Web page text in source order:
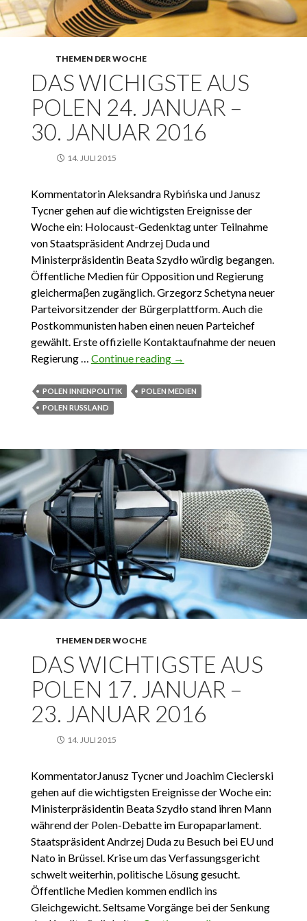
THEMEN DER WOCHE
DAS WICHIGSTE AUS
POLEN 24. JANUAR –
30. JANUAR 2016
14. JULI 2015
Kommentatorin Aleksandra Rybińska und Janusz
Tycner gehen auf die wichtigsten Ereignisse der
Woche ein: Holocaust-Gedenktag unter Teilnahme
von Staatspräsident Andrzej Duda und
Ministerpräsidentin Beata Szydło würdig begangen.
Öffentliche Medien für Opposition und Regierung
gleichermaβen zugänglich. Grzegorz Schetyna neuer
Parteivorsitzender der Bürgerplattform. Auch die
Postkommunisten haben einen neuen Parteichef
gewählt. Erste offizielle Kontaktaufnahme der neuen
Regierung … Continue reading Das Wichigste aus Polen 24.
→
POLEN INNENPOLITIK
POLEN MEDIEN
POLEN RUSSLAND
THEMEN DER WOCHE
DAS WICHTIGSTE AUS
POLEN 17. JANUAR –
23. JANUAR 2016
14. JULI 2015
KommentatorJanusz Tycner und Joachim Ciecierski
gehen auf die wichtigsten Ereignisse der Woche ein:
Ministerpräsidentin Beata Szydło stand ihren Mann
während der Polen-Debatte im Europaparlament.
Staatspräsident Andrzej Duda zu Besuch bei EU und
Nato in Brüssel. Krise um das Verfassungsgericht
schwelt weiterhin, politische Lösung gesucht.
Öffentliche Medien kommen endlich ins
Gleichgewicht. Seltsame Vorgänge bei der Senkung